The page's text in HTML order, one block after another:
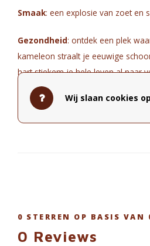
Smaak: een explosie van zoet en
Gezondheid: ontdek een plek
kameleon straalt je eeuwige
hart stiekem je hele leven al naar
Samenstelling : biologische
hibiscus, lavendel, gember,
0 STERREN OP BASIS VAN
0 Reviews
Wij slaan cookies